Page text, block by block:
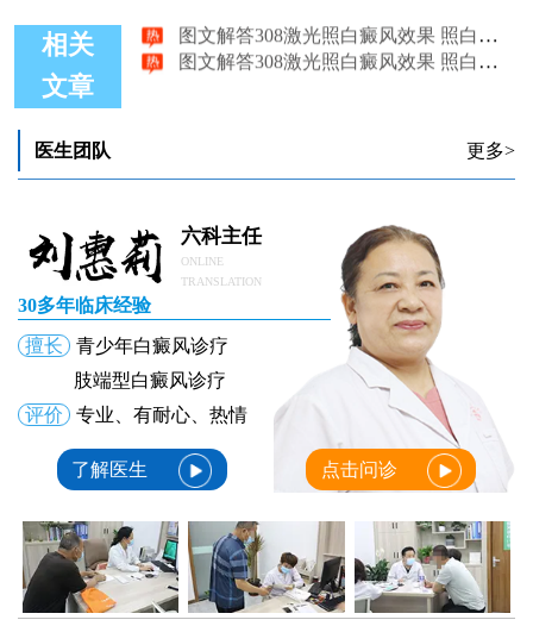
相关
文章
图文解答308激光照白癜风效果 照白斑费用
医生团队 更多>
六科主任
ONLINE
TRANSLATION
30多年临床经验
擅长
青少年白癜风诊疗
肢端型白癜风诊疗
评价
专业、有耐心、热情
了解医生 点击问诊